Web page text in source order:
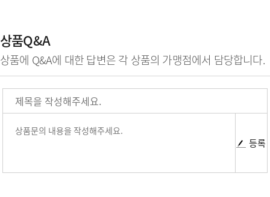
상품Q&A
상품에 Q&A에 대한 답변은 각 상품의 가맹점에서 담당합니다.
등록